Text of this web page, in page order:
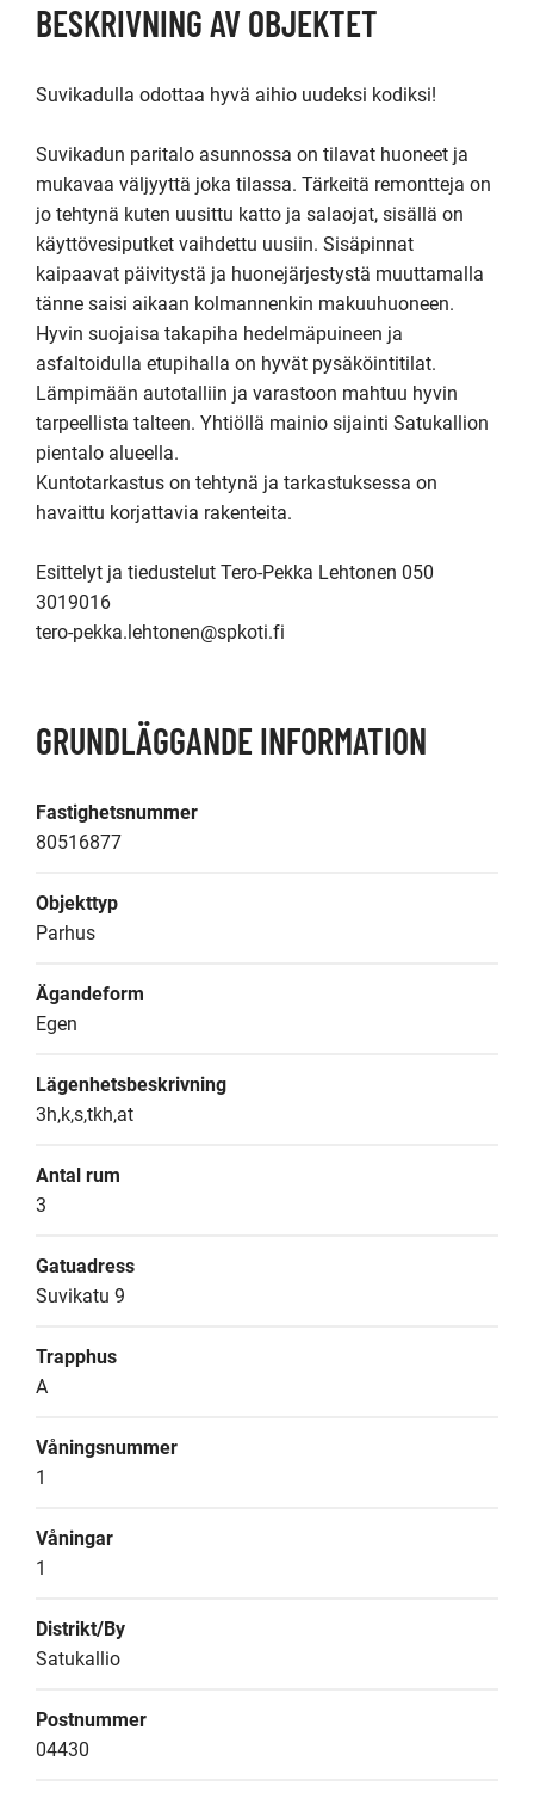
BESKRIVNING AV OBJEKTET
Suvikadulla odottaa hyvä aihio uudeksi kodiksi!
Suvikadun paritalo asunnossa on tilavat huoneet ja
mukavaa väljyyttä joka tilassa. Tärkeitä remontteja on
jo tehtynä kuten uusittu katto ja salaojat, sisällä on
käyttövesiputket vaihdettu uusiin. Sisäpinnat
kaipaavat päivitystä ja huonejärjestystä muuttamalla
tänne saisi aikaan kolmannenkin makuuhuoneen.
Hyvin suojaisa takapiha hedelmäpuineen ja
asfaltoidulla etupihalla on hyvät pysäköintitilat.
Lämpimään autotalliin ja varastoon mahtuu hyvin
tarpeellista talteen. Yhtiöllä mainio sijainti Satukallion
pientalo alueella.
Kuntotarkastus on tehtynä ja tarkastuksessa on
havaittu korjattavia rakenteita.
Esittelyt ja tiedustelut Tero-Pekka Lehtonen 050
3019016
tero-pekka.lehtonen@spkoti.fi
GRUNDLÄGGANDE INFORMATION
Fastighetsnummer
80516877
Objekttyp
Parhus
Ägandeform
Egen
Lägenhetsbeskrivning
3h,k,s,tkh,at
Antal rum
3
Gatuadress
Suvikatu 9
Trapphus
A
Våningsnummer
1
Våningar
1
Distrikt/By
Satukallio
Postnummer
04430